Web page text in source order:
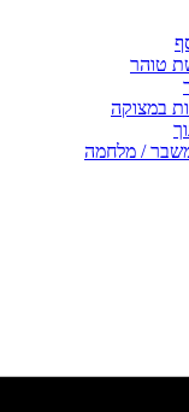
טוהר
במצוקה
/ מלחמה